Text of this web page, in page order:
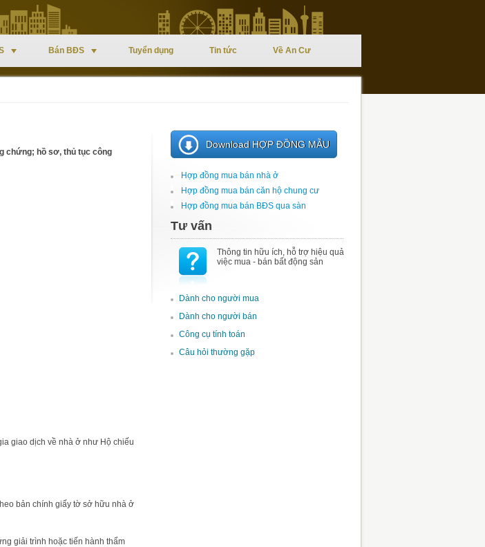
Bán BĐS Tuyển dụng Tin tức Về An Cư
chứng; hồ sơ, thủ tục công
giao dịch về nhà ở như Hộ chiếu
bản chính giấy tờ sở hữu nhà ở
giải trình hoặc tiến hành thẩm
Download HỢP ĐỒNG MẪU
Hợp đồng mua bán nhà ở
Hợp đồng mua bán căn hộ chung cư
Hợp đồng mua bán BĐS qua sàn
Tư vấn
Thông tin hữu ích, hỗ trợ hiệu quả
việc mua - bán bất động sản
Dành cho người mua
Dành cho người bán
Công cụ tính toán
Câu hỏi thường gặp